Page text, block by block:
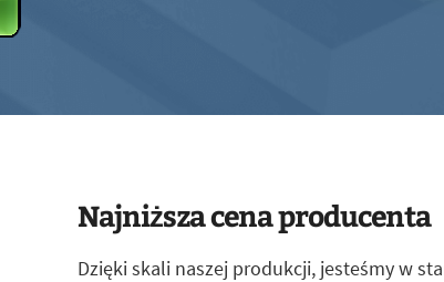
Najniższa cena producenta
Dzięki skali naszej produkcji, jesteśmy w